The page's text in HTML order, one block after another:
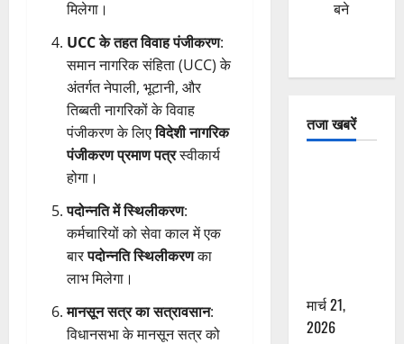
मिलेगा।
UCC के तहत विवाह पंजीकरण:
समान नागरिक संहिता (UCC) के
अंतर्गत नेपाली, भूटानी, और
तिब्बती नागरिकों के विवाह
पंजीकरण के लिएविदेशी नागरिक
पंजीकरण प्रमाण पत्रस्वीकार्य
होगा।
पदोन्नति में स्थिलीकरण:
कर्मचारियों को सेवा काल में एक
बारपदोन्नति स्थिलीकरणका
लाभ मिलेगा।
मानसून सत्र का सत्रावसान:
विधानसभा के मानसून सत्र को
बने
तजा खबरें
मार्च 21,
2026